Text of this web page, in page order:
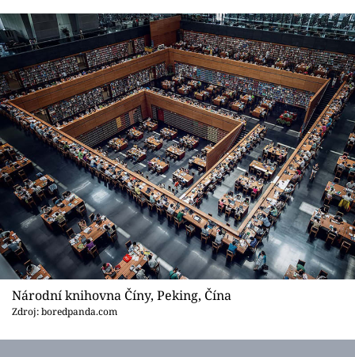
Národní knihovna Číny, Peking, Čína
Zdroj: boredpanda.com